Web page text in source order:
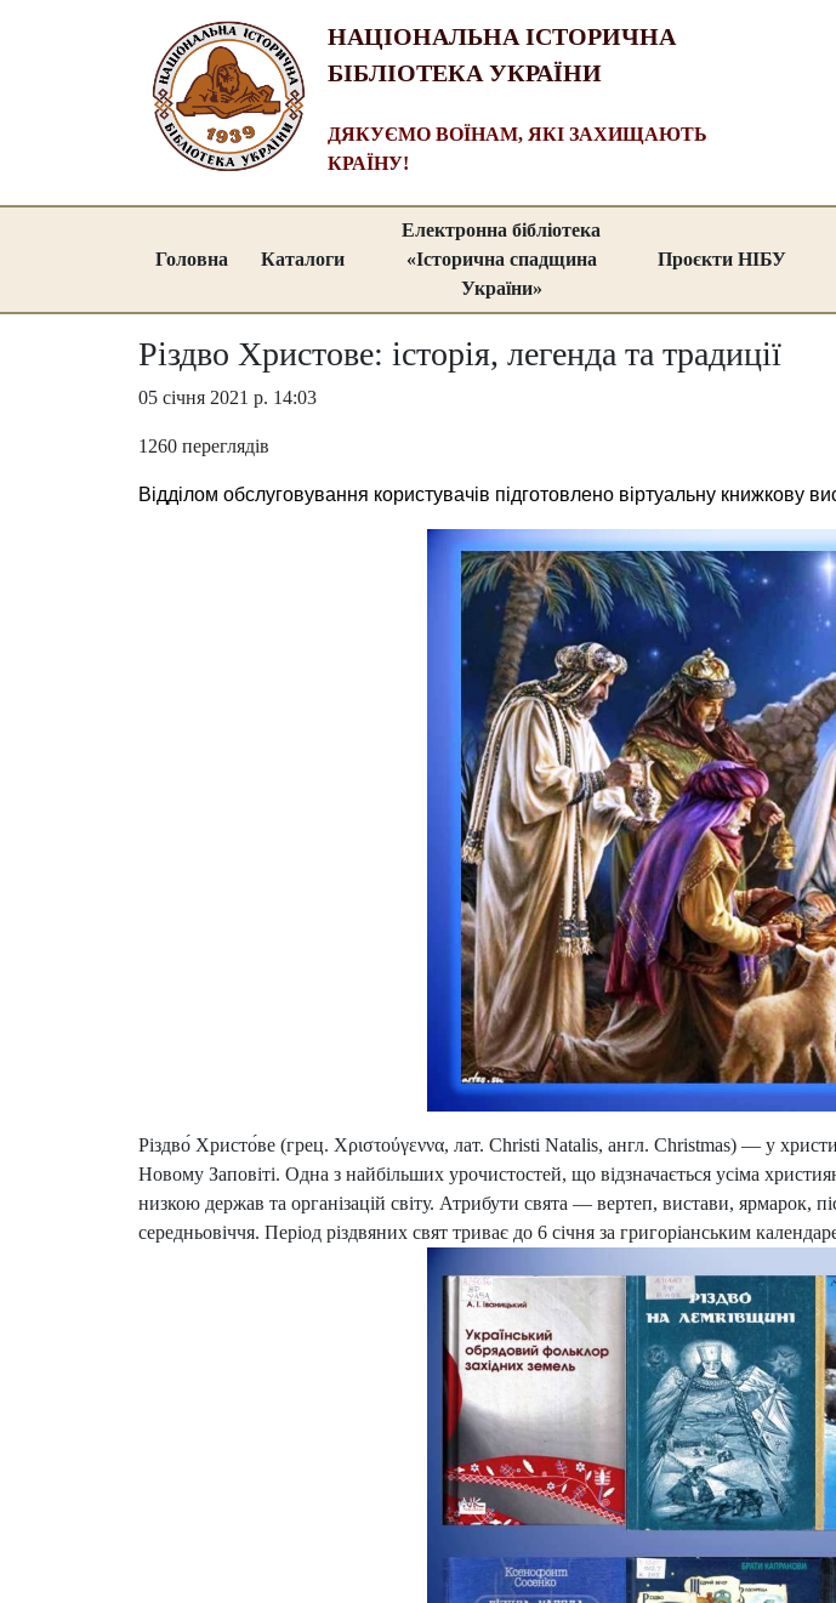
НАЦІОНАЛЬНА ІСТОРИЧНА
БІБЛІОТЕКА УКРАЇНИ
ДЯКУЄМО ВОЇНАМ, ЯКІ ЗАХИЩАЮТЬ
КРАЇНУ!
Головна Каталоги
Електронна бібліотека
«Історична спадщина
України»
Проєкти НІБУ
Різдво Христове: історія, легенда та традиції
05 січня 2021 р. 14:03
1260 переглядів
Відділом обслуговування користувачів підготовлено віртуальну книжкову
Різдво́ Христо́ве (грец. Χριστούγεννα, лат. Christi Natalis, англ. Christmas) — у
Новому Заповіті. Одна з найбільших урочистостей, що відзначається усіма
низкою держав та організацій світу. Атрибути свята — вертеп, вистави, ярмарок,
середньовіччя. Період різдвяних свят триває до 6 січня за григоріанським